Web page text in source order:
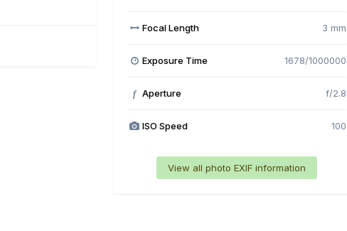
Focal Length 3 mm
Exposure Time 1678/1000000
f Aperture f/2.8
ISO Speed 100
View all photo EXIF information